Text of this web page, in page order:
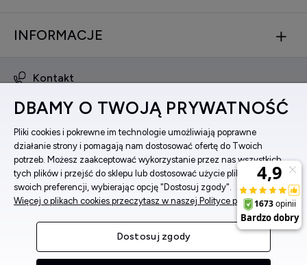
INFORMACJE
Kontakt
ul. Bema 5, 33-100 Tarnów, woj. małopolskie
Facebook
Instagram
Sklep internetowy Shoper Premium
DBAMY O TWOJĄ PRYWATNOŚĆ
Pliki cookies i pokrewne im technologie umożliwiają poprawne
działanie strony i pomagają nam dostosować ofertę do Twoich
potrzeb. Możesz zaakceptować wykorzystanie przez nas wszystkich
tych plików i przejść do sklepu lub dostosować użycie plików do
swoich preferencji, wybierając opcję "Dostosuj zgody".
Więcej o plikach cookies przeczytasz w naszej Polityce prywatności.
Dostosuj zgody